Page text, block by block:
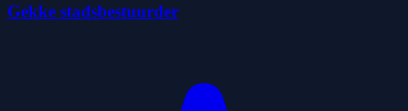
Gekke stadsbestuurder